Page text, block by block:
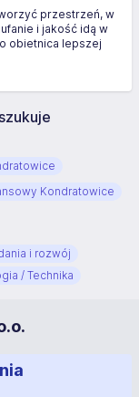
przestrzeń, w
i jakość idą w
obietnica lepszej
Kondratowice
i rozwój
/ Technika